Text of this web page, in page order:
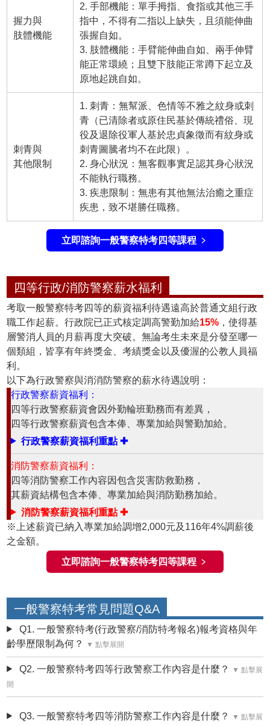
握力與
肢體機能
2. 手部機能：單手拇指、食指或其他三手
指中，不得有二指以上缺失，且須能伸曲
張握自如。
3. 肢體機能：手臂能伸曲自如、兩手伸臂
能正常環繞；且雙下肢能正常蹲下起立及
原地起跳自如。
刺青與
其他限制
1. 刺青：無幫派、色情等不雅之紋身或刺
青（已清除者或原住民基於傳統禮俗、現
役及退除役軍人基於忠貞象徵而有紋身或
刺青圖騰者均不在此限）。
2. 身心狀況：無客觀事實足認其身心狀況
不能執行職務。
3. 疾患限制：無患有其他無法治癒之重症
疾患，致不堪勝任職務。
立即諮詢一般警察特考四等課程 ﹥
四等行政/消防警察薪水福利
考取一般警察特考四等的薪資福利待遇遠高於普通文組行政
職工作起薪。行政院已正式核定調高警勤加給15% ，使得基
層警消 人員的月薪再度大突破。無論考生未來是分發至哪一
個類組，皆享有年終獎金、考績獎金以及優渥的公教人員福
利。
以下為行政警察與消消防警察的薪水待遇說明：
行政警察薪資福利：
四等行政警察薪資會因外勤輪班勤務而有差異，
四等行政警察薪資包含本俸、專業加給與警勤加給。
行政警察薪資福利重點 ✚
消防警察薪資福利：
四等消防警察工作內容因包含災害防救勤務，
其薪資結構包含本俸、專業加給與消防勤務加給。
消防警察薪資福利重點 ✚
※上述薪資已納入專業加給調增2,000元及116年4%調薪後
之金額。
立即諮詢一般警察特考四等課程 ﹥
一般警察特考常見問題Q&A
Q1. 一般警察特考(行政警察/消防特考報名)報考資格與年
齡學歷限制為何？
▼ 點擊展開
Q2. 一般警察特考四等行政警察工作內容是什麼？
▼ 點擊展
開
Q3. 一般警察特考四等消防警察工作內容是什麼？
▼ 點擊展